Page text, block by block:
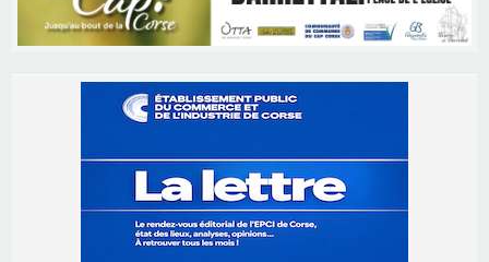
09/08/2026 16:04
Sénatoriales 2B – Jean-François Gaspari retire
sa candidature